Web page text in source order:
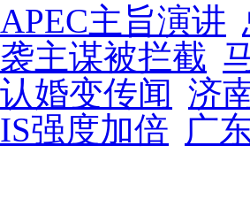
主旨演讲
主谋被拦截
婚变传闻 济
强度加倍 广